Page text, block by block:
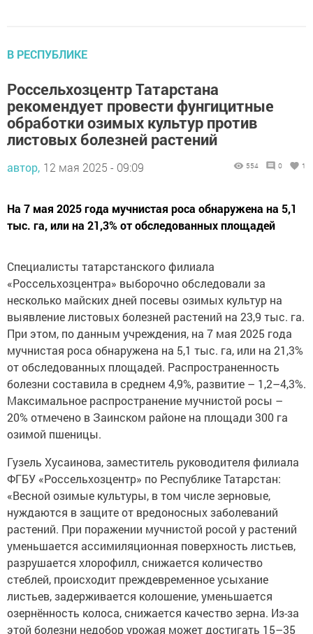
В РЕСПУБЛИКЕ
Россельхозцентр Татарстана
рекомендует провести фунгицитные
обработки озимых культур против
листовых болезней растений
автор, 12 мая 2025 - 09:09 554 0 1
На 7 мая 2025 года мучнистая роса обнаружена на 5,1
тыс. га, или на 21,3% от обследованных площадей
Специалисты татарстанского филиала
«Россельхозцентра» выборочно обследовали за
несколько майских дней посевы озимых культур на
выявление листовых болезней растений на 23,9 тыс. га.
При этом, по данным учреждения, на 7 мая 2025 года
мучнистая роса обнаружена на 5,1 тыс. га, или на 21,3%
от обследованных площадей. Распространенность
болезни составила в среднем 4,9%, развитие – 1,2–4,3%.
Максимальное распространение мучнистой росы –
20% отмечено в Заинском районе на площади 300 га
озимой пшеницы.
Гузель Хусаинова, заместитель руководителя филиала
ФГБУ «Россельхозцентр» по Республике Татарстан:
«Весной озимые культуры, в том числе зерновые,
нуждаются в защите от вредоносных заболеваний
растений. При поражении мучнистой росой у растений
уменьшается ассимиляционная поверхность листьев,
разрушается хлорофилл, снижается количество
стеблей, происходит преждевременное усыхание
листьев, задерживается колошение, уменьшается
озернённость колоса, снижается качество зерна. Из-за
этой болезни недобор урожая может достигать 15–35